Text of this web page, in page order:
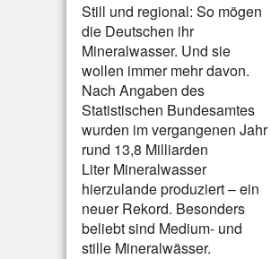
Still und regional: So mögen
die Deutschen ihr
Mineralwasser. Und sie
wollen immer mehr davon.
Nach Angaben des
Statistischen Bundesamtes
wurden im vergangenen Jahr
rund 13,8 Milliarden
Liter Mineralwasser
hierzulande produziert – ein
neuer Rekord. Besonders
beliebt sind Medium- und
stille Mineralwässer.